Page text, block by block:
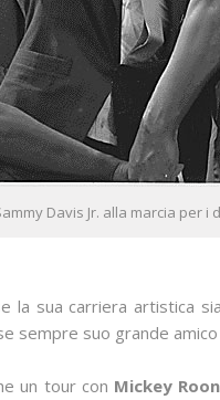
Davis Jr. alla marcia per i
la sua carriera artistica
sempre suo grande
un tour con Mickey